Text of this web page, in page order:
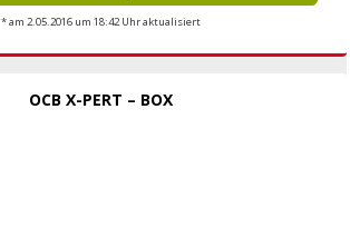
* am 2.05.2016 um 18:42 Uhr aktualisiert
OCB X-PERT – BOX